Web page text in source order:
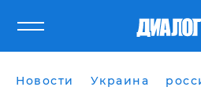
Новости Украина